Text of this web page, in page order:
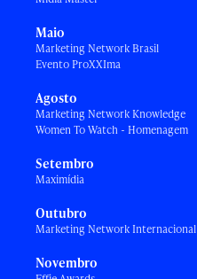
Maio
Marketing Network Brasil
Evento ProXXIma
Agosto
Marketing Network Knowledge
Women To Watch - Homenagem
Setembro
Maximídia
Outubro
Marketing Network Internacional
Novembro